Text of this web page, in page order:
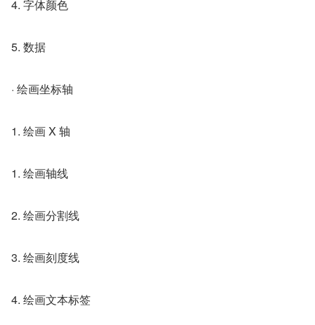
4. 字体颜色
5. 数据
· 绘画坐标轴
1. 绘画 X 轴
1. 绘画轴线
2. 绘画分割线
3. 绘画刻度线
4. 绘画文本标签